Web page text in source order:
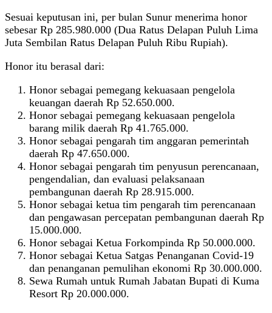
Sesuai keputusan ini, per bulan Sunur menerima honor
sebesar Rp 285.980.000 (Dua Ratus Delapan Puluh Lima
Juta Sembilan Ratus Delapan Puluh Ribu Rupiah).
Honor itu berasal dari:
Honor sebagai pemegang kekuasaan pengelola
keuangan daerah Rp 52.650.000.
Honor sebagai pemegang kekuasaan pengelola
barang milik daerah Rp 41.765.000.
Honor sebagai pengarah tim anggaran pemerintah
daerah Rp 47.650.000.
Honor sebagai pengarah tim penyusun perencanaan,
pengendalian, dan evaluasi pelaksanaan
pembangunan daerah Rp 28.915.000.
Honor sebagai ketua tim pengarah tim perencanaan
dan pengawasan percepatan pembangunan daerah Rp
15.000.000.
Honor sebagai Ketua Forkompinda Rp 50.000.000.
Honor sebagai Ketua Satgas Penanganan Covid-19
dan penanganan pemulihan ekonomi Rp 30.000.000.
Sewa Rumah untuk Rumah Jabatan Bupati di Kuma
Resort Rp 20.000.000.